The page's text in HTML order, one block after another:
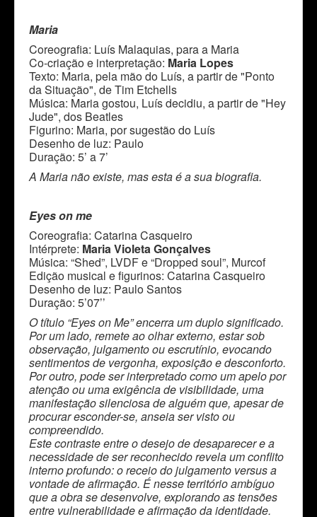
Maria
Coreografia: Luís Malaquias, para a Maria
Co-criação e interpretação: Maria Lopes
Texto: Maria, pela mão do Luís, a partir de "Ponto
da Situação", de Tim Etchells
Música: Maria gostou, Luís decidiu, a partir de "Hey
Jude", dos Beatles
Figurino: Maria, por sugestão do Luís
Desenho de luz: Paulo
Duração: 5’ a 7’
A Maria não existe, mas esta é a sua biografia.
Eyes on me
Coreografia: Catarina Casqueiro
Intérprete: Maria Violeta Gonçalves
Música: “Shed”, LVDF e “Dropped soul”, Murcof
Edição musical e figurinos: Catarina Casqueiro
Desenho de luz: Paulo Santos
Duração: 5’07’’
O título “Eyes on Me” encerra um duplo significado.
Por um lado, remete ao olhar externo, estar sob
observação, julgamento ou escrutínio, evocando
sentimentos de vergonha, exposição e desconforto.
Por outro, pode ser interpretado como um apelo por
atenção ou uma exigência de visibilidade, uma
manifestação silenciosa de alguém que, apesar de
procurar esconder-se, anseia ser visto ou
compreendido.
Este contraste entre o desejo de desaparecer e a
necessidade de ser reconhecido revela um conflito
interno profundo: o receio do julgamento versus a
vontade de afirmação. É nesse território ambíguo
que a obra se desenvolve, explorando as tensões
entre vulnerabilidade e afirmação da identidade.